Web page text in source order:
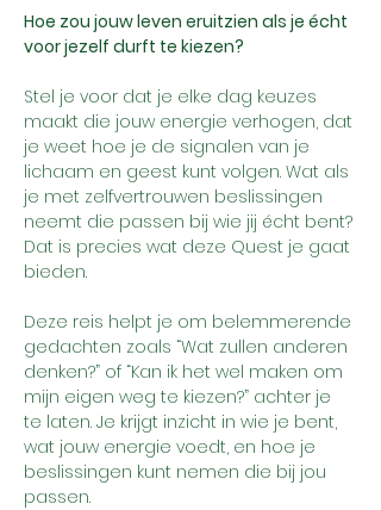
Hoe zou jouw leven eruitzien als je écht
voor jezelf durft te kiezen?
Stel je voor dat je elke dag keuzes
maakt die jouw energie verhogen, dat
je weet hoe je de signalen van je
lichaam en geest kunt volgen. Wat als
je met zelfvertrouwen beslissingen
neemt die passen bij wie jij écht bent?
Dat is precies wat deze Quest je gaat
bieden.
Deze reis helpt je om belemmerende
gedachten zoals “Wat zullen anderen
denken?” of “Kan ik het wel maken om
mijn eigen weg te kiezen?” achter je
te laten. Je krijgt inzicht in wie je bent,
wat jouw energie voedt, en hoe je
beslissingen kunt nemen die bij jou
passen.